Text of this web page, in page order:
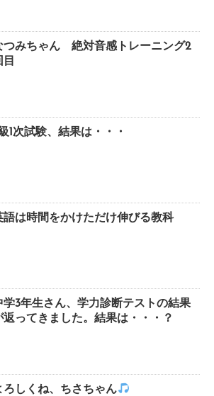
つみちゃん 絶対音感トレーニング2
目
1次試験、結果は・・・
語は時間をかけただけ伸びる教科
学3年生さん、学力診断テストの結果
返ってきました。結果は・・・？
ろしくね、ちさちゃん